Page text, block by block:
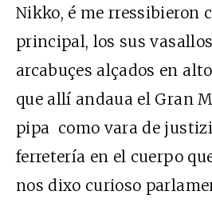
Nikko, é me rressibieron
principal, los sus
arcabuçes alçados en
que allí andaua el Gran
pipa como vara de
ferretería en el cuerpo
nos dixo curioso